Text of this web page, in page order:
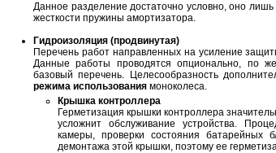
Данное разделение достаточно условно, оно
жесткости пружины амортизатора.
Гидроизоляция (продвинутая)
Перечень работ направленных на усиление
Данные работы проводятся опционально, по
базовый перечень. Целесообразность
режима использования моноколеса.
Крышка контроллера
Герметизация крышки контроллера
усложнит обслуживание устройства.
камеры, проверки состояния батарейных
демонтажа этой крышки, поэтому ее